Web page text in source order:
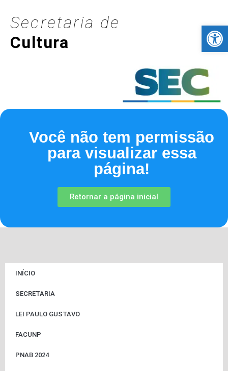
Secretaria de
Cultura
Você não tem permissão
para visualizar essa
página!
Retornar a página inicial
INÍCIO
SECRETARIA
LEI PAULO GUSTAVO
FACUNP
PNAB 2024
Barra de